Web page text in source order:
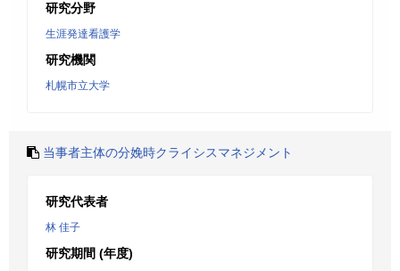
研究分野
生涯発達看護学
研究機関
札幌市立大学
当事者主体の分娩時クライシスマネジメント
研究代表者
林 佳子
研究期間 (年度)